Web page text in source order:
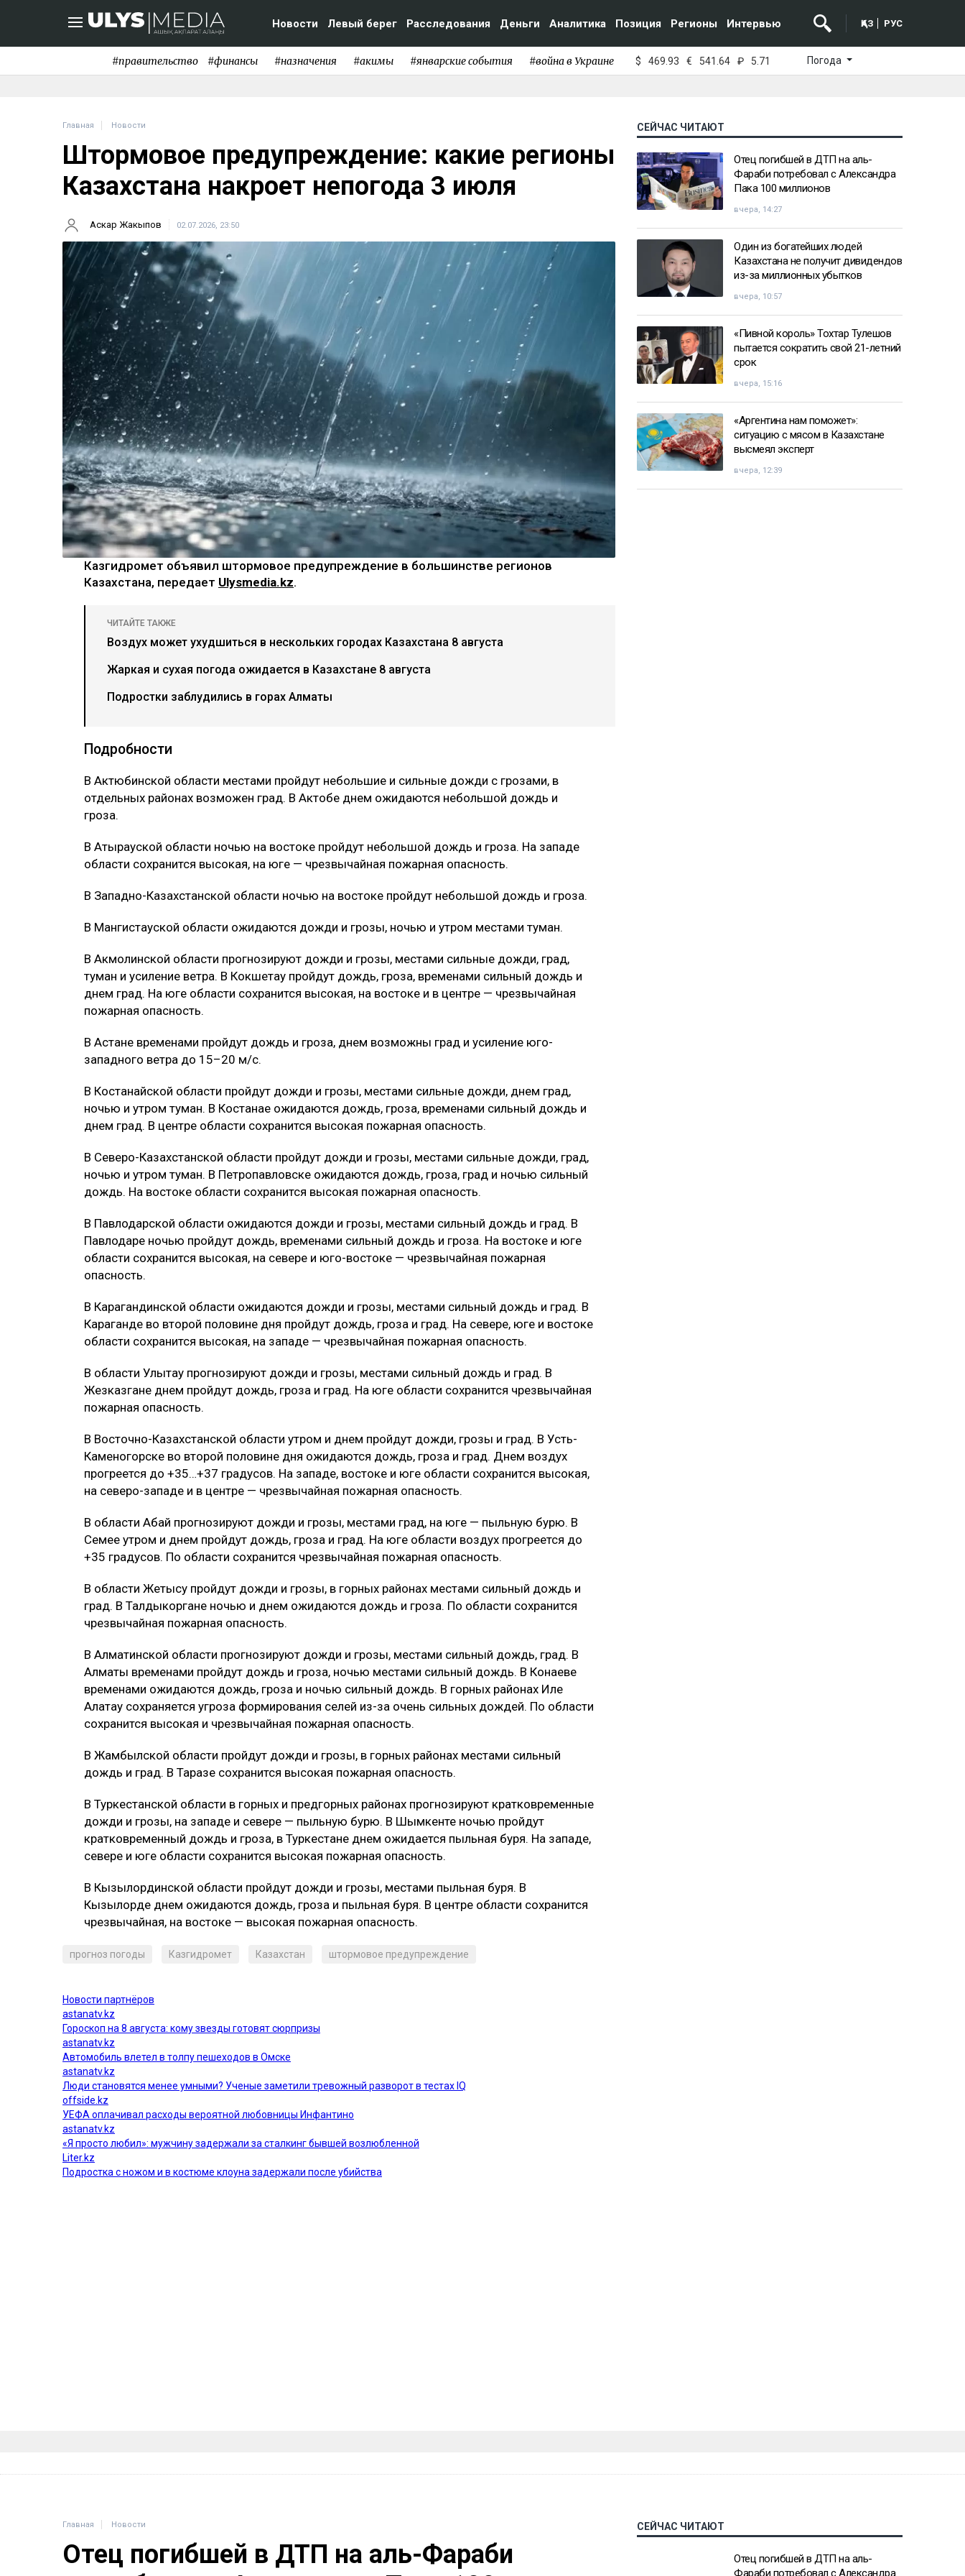
Новости Левый берег Расследования Деньги Аналитика Позиция Регионы Интервью ҚАЗ РУС
#правительство #финансы #назначения #акимы #январские события #война в Украине $ 469.93 € 541.64 ₽ 5.71 Погода
Главная Новости
Штормовое предупреждение: какие регионы
Казахстана накроет непогода 3 июля
Аскар Жакыпов 02.07.2026, 23:50
Казгидромет объявил штормовое предупреждение в большинстве регионов
Казахстана, передает Ulysmedia.kz.
ЧИТАЙТЕ ТАКЖЕ
Воздух может ухудшиться в нескольких городах Казахстана 8 августа
Жаркая и сухая погода ожидается в Казахстане 8 августа
Подростки заблудились в горах Алматы
Подробности
В Актюбинской области местами пройдут небольшие и сильные дожди с грозами, в
отдельных районах возможен град. В Актобе днем ожидаются небольшой дождь и
гроза.
В Атырауской области ночью на востоке пройдут небольшой дождь и гроза. На западе
области сохранится высокая, на юге — чрезвычайная пожарная опасность.
В Западно-Казахстанской области ночью на востоке пройдут небольшой дождь и гроза.
В Мангистауской области ожидаются дожди и грозы, ночью и утром местами туман.
В Акмолинской области прогнозируют дожди и грозы, местами сильные дожди, град,
туман и усиление ветра. В Кокшетау пройдут дождь, гроза, временами сильный дождь и
днем град. На юге области сохранится высокая, на востоке и в центре — чрезвычайная
пожарная опасность.
В Астане временами пройдут дождь и гроза, днем возможны град и усиление юго-
западного ветра до 15–20 м/с.
В Костанайской области пройдут дожди и грозы, местами сильные дожди, днем град,
ночью и утром туман. В Костанае ожидаются дождь, гроза, временами сильный дождь и
днем град. В центре области сохранится высокая пожарная опасность.
В Северо-Казахстанской области пройдут дожди и грозы, местами сильные дожди, град,
ночью и утром туман. В Петропавловске ожидаются дождь, гроза, град и ночью сильный
дождь. На востоке области сохранится высокая пожарная опасность.
В Павлодарской области ожидаются дожди и грозы, местами сильный дождь и град. В
Павлодаре ночью пройдут дождь, временами сильный дождь и гроза. На востоке и юге
области сохранится высокая, на севере и юго-востоке — чрезвычайная пожарная
опасность.
В Карагандинской области ожидаются дожди и грозы, местами сильный дождь и град. В
Караганде во второй половине дня пройдут дождь, гроза и град. На севере, юге и востоке
области сохранится высокая, на западе — чрезвычайная пожарная опасность.
В области Улытау прогнозируют дожди и грозы, местами сильный дождь и град. В
Жезказгане днем пройдут дождь, гроза и град. На юге области сохранится чрезвычайная
пожарная опасность.
В Восточно-Казахстанской области утром и днем пройдут дожди, грозы и град. В Усть-
Каменогорске во второй половине дня ожидаются дождь, гроза и град. Днем воздух
прогреется до +35…+37 градусов. На западе, востоке и юге области сохранится высокая,
на северо-западе и в центре — чрезвычайная пожарная опасность.
В области Абай прогнозируют дожди и грозы, местами град, на юге — пыльную бурю. В
Семее утром и днем пройдут дождь, гроза и град. На юге области воздух прогреется до
+35 градусов. По области сохранится чрезвычайная пожарная опасность.
В области Жетысу пройдут дожди и грозы, в горных районах местами сильный дождь и
град. В Талдыкоргане ночью и днем ожидаются дождь и гроза. По области сохранится
чрезвычайная пожарная опасность.
В Алматинской области прогнозируют дожди и грозы, местами сильный дождь, град. В
Алматы временами пройдут дождь и гроза, ночью местами сильный дождь. В Конаеве
временами ожидаются дождь, гроза и ночью сильный дождь. В горных районах Иле
Алатау сохраняется угроза формирования селей из-за очень сильных дождей. По области
сохранится высокая и чрезвычайная пожарная опасность.
В Жамбылской области пройдут дожди и грозы, в горных районах местами сильный
дождь и град. В Таразе сохранится высокая пожарная опасность.
В Туркестанской области в горных и предгорных районах прогнозируют кратковременные
дожди и грозы, на западе и севере — пыльную бурю. В Шымкенте ночью пройдут
кратковременный дождь и гроза, в Туркестане днем ожидается пыльная буря. На западе,
севере и юге области сохранится высокая пожарная опасность.
В Кызылординской области пройдут дожди и грозы, местами пыльная буря. В
Кызылорде днем ожидаются дождь, гроза и пыльная буря. В центре области сохранится
чрезвычайная, на востоке — высокая пожарная опасность.
прогноз погоды Казгидромет Казахстан штормовое предупреждение
СЕЙЧАС ЧИТАЮТ
Отец погибшей в ДТП на аль-
Фараби потребовал с Александра
Пака 100 миллионов
вчера, 14:27
Один из богатейших людей
Казахстана не получит дивидендов
из-за миллионных убытков
вчера, 10:57
«Пивной король» Тохтар Тулешов
пытается сократить свой 21-летний
срок
вчера, 15:16
«Аргентина нам поможет»:
ситуацию с мясом в Казахстане
высмеял эксперт
вчера, 12:39
Главная Новости
Отец погибшей в ДТП на аль-Фараби
СЕЙЧАС ЧИТАЮТ
Отец погибшей в ДТП на аль-
Фараби потребовал с Александра